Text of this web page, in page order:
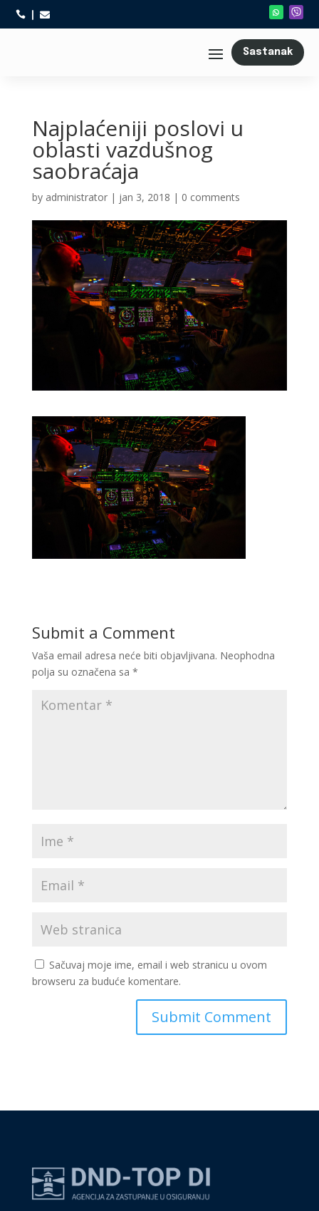
 
Sastanak
Najplaćeniji poslovi u
oblasti vazdušnog
saobraćaja
by administrator| jan 3, 2018 | 0 comments
Submit a Comment
Vaša email adresa neće biti objavljivana. Neophodna
polja su označena sa *
Sačuvaj moje ime, email i web stranicu u ovom
browseru za buduće komentare.